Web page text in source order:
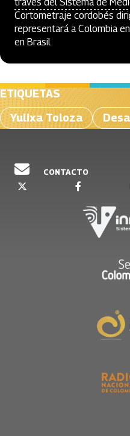
Cortometraje cordobés
representará a Colombia
en Brasil
ETIQUETAS
Yulixa Toloza
CONTACTO